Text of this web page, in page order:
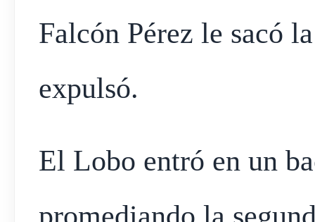
Falcón Pérez le sacó
expulsó.
El Lobo entró en un
promediando la